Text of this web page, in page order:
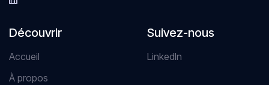
Découvrir
Accueil
À propos
Suivez-nous
LinkedIn